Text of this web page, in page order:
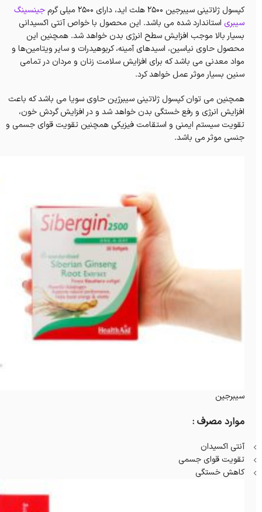
کپسول ژلاتینی سیبرجین 2500 هلث اید، دارای 2500 میلی گرم
جینسینگ
سیبری استاندارد شده می باشد. این محصول با خواص آنتی اکسیدانی
بسیار بالا موجب افزایش سطح انرژی بدن خواهد شد. همچنین این
محصول حاوی نیاسین، اسیدهای آمینه، کربوهیدرات و سایر ویتامین‌ها و
مواد معدنی می باشد که برای افزایش سلامت زنان و مردان در تمامی
سنین بسیار موثر عمل خواهد کرد.
همچنین می توان کپسول ژلاتینی سیبرژین حاوی سویا می باشد که باعث
افزایش انرژی و رفع خستگی بدن خواهد شد و در افزایش گردش خون،
تقویت سیستم ایمنی و استقامت فیزیکی همچنین تقویت قوای جسمی و
جنسی موثر می باشد.
سیبرجین
موارد مصرف :
آنتی اکسیدان
تقویت قوای جسمی
کاهش خستگی